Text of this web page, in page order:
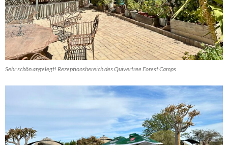
Sehr schön angelegt! Rezeptionsbereich des Quivertree Forest Camps